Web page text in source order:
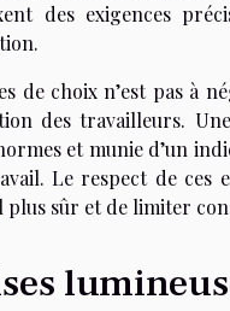
des exigences
de choix n’est pas
des travailleurs.
et munie d’un
Le respect de ces
sûr et de limiter